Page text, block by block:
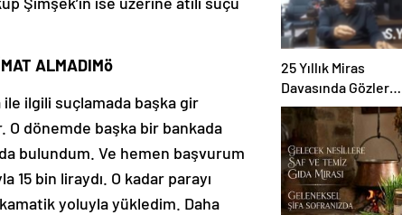
ALMADIMö
ile ilgili suçlamada başka gir
O dönemde başka bir bankada
bulundum. Ve hemen başvurum
bin liraydı. O kadar parayı
yoluyla yükledim. Daha
25 Yıllık Miras
Davasında Gözler
Temmuz Ayındaki
Karar Duruşmasına
Çevrildi